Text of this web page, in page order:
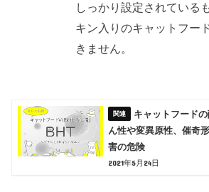
しっかり設定されている
キン入りのキャットフー
きません。
キャットフード
ん性や変異原性、催奇
害の危険
2021年5月24日